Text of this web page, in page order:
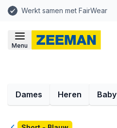
Werkt samen met FairWear
Menu
Dames Heren Baby